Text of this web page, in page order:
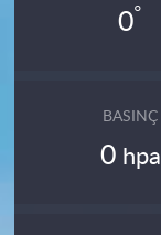
0°
BASINÇ
0 hpa